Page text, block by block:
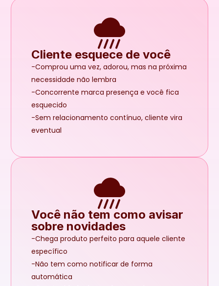
Cliente esquece de você
-Comprou uma vez, adorou, mas na próxima
necessidade não lembra
-Concorrente marca presença e você fica
esquecido
-Sem relacionamento contínuo, cliente vira
eventual
Você não tem como avisar
sobre novidades
-Chega produto perfeito para aquele cliente
específico
-Não tem como notificar de forma
automática